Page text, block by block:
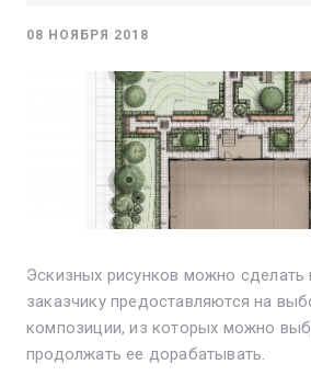
08 НОЯБРЯ 2018
Эскизных рисунков можно сделать
заказчику предоставляются на
композиции, из которых можно
продолжать ее дорабатывать.